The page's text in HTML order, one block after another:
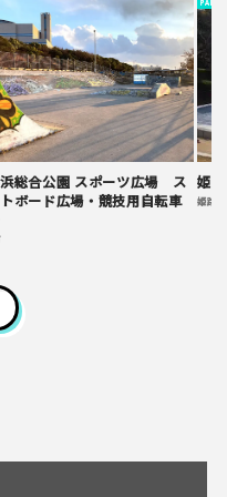
総合公園 スポーツ広場 ス
ボード広場・競技用自転車
PARK
姫
姫路市